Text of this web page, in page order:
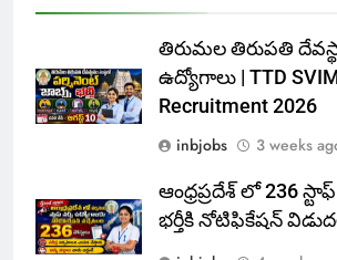
తిరుమల తిరుపతి
ఉద్యోగాలు | TTD
Recruitment 2026
inbjobs
3 weeks
ఆంధ్రప్రదేశ్ లో 236
భర్తీకి నోటిఫికేషన్